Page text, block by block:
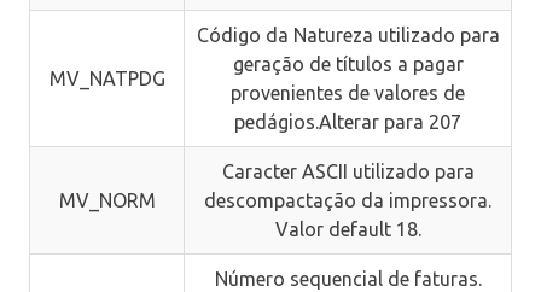
MV_NATPDG
Código da Natureza utilizado para
geração de títulos a pagar
provenientes de valores de
pedágios.Alterar para 207
MV_NORM
Caracter ASCII utilizado para
descompactação da impressora.
Valor default 18.
Número sequencial de faturas.